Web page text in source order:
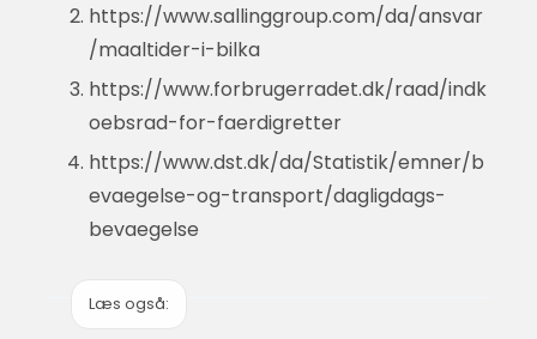
https://www.sallinggroup.com/da/ansvar
/maaltider-i-bilka
https://www.forbrugerradet.dk/raad/indk
oebsrad-for-faerdigretter
https://www.dst.dk/da/Statistik/emner/b
evaegelse-og-transport/dagligdags-
bevaegelse
Læs også: